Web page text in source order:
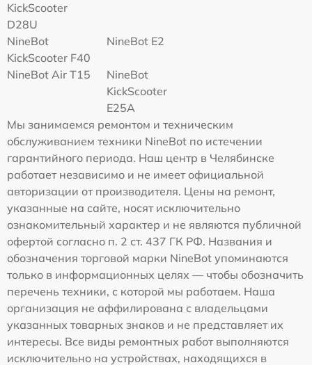
KickScooter
D28U
NineBot
KickScooter F40
NineBot E2
NineBot Air T15
NineBot
KickScooter
E25A
Мы занимаемся ремонтом и техническим
обслуживанием техники NineBot по истечении
гарантийного периода. Наш центр в Челябинске
работает независимо и не имеет официальной
авторизации от производителя. Цены на ремонт,
указанные на сайте, носят исключительно
ознакомительный характер и не являются публичной
офертой согласно п. 2 ст. 437 ГК РФ. Названия и
обозначения торговой марки NineBot упоминаются
только в информационных целях — чтобы обозначить
перечень техники, с которой мы работаем. Наша
организация не аффилирована с владельцами
указанных товарных знаков и не представляет их
интересы. Все виды ремонтных работ выполняются
исключительно на устройствах, находящихся в